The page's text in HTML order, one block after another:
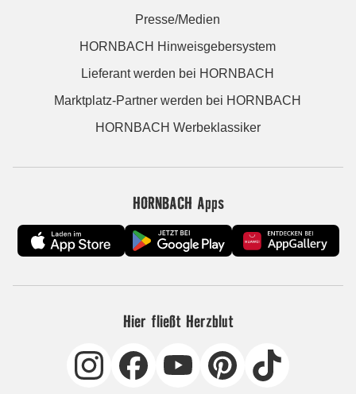
Presse/Medien
HORNBACH Hinweisgebersystem
Lieferant werden bei HORNBACH
Marktplatz-Partner werden bei HORNBACH
HORNBACH Werbeklassiker
HORNBACH Apps
Hier fließt Herzblut